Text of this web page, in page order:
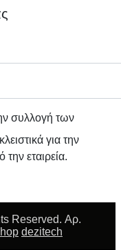
συλλογή των
για την
εταιρεία.
Reserved. Αρ.
dezitech